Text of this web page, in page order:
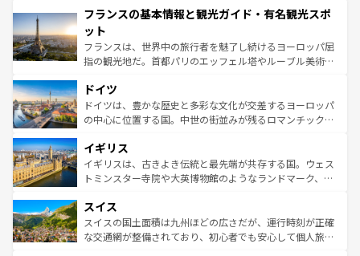
ませてくれるイタリアで、忘れられない旅をしてみよう！
なお、新着のイタリア情報は
しい。
文化が根付くこの国では、情熱的なフラメンコ、熱気あふ
れる闘牛、そして美味しいタパスが生活の一部となってい
る。首都マドリードの洗練された雰囲気や、バルセロナの
アートに溢れた街角から、地方では古代ローマ遺跡や中世
せる。地方によって風土や気候が異なるスペインはその個
性で訪れる人を魅了する。 なお、新着のスペイン情報は コ
ンテンツ一覧を参照してほしい。
フランスの基本情報と観光ガイド・有名観光スポ
ット
フランスは、世界中の旅行者を魅了し続けるヨーロッパ屈
指の観光地だ。首都パリのエッフェル塔やルーブル美術館
で、幅広い魅力が詰まっている。華麗な宮殿、歴史的な大
聖堂、美しいビーチ、そして豊かな自然が、訪れる者を心
から魅了する。また、フランスは美食の国としても知ら
いる。シャンパンの発祥地であるランス、プロヴァンスの
香り高いラベンダー畑など、多彩な楽しみ方が可能だ。さ
らに、パリ以外の地域にも魅力が溢れており、どの街角に
れる地方に足を運ぶとそれぞれで全く異なる文化を体験で
きるだろう。 なお、新着のフランス情報はコンテンツ一覧
を参照してほしい。
ドイツ
ドイツは、豊かな歴史と多彩な文化が交差するヨーロッパ
の中心に位置する国。中世の街並みが残るロマンチック街
顔を持つこの国は、どこを歩いても飽きることがない。ベ
ルリンの文化的活気、バイエルン州のアルプスの絶景、そ
してライン川沿いのワイン畑といった風景は必見。ビール
は、お酒好きな人にはぜひ体験してほしい。 なお、新着の
ドイツ情報はコンテンツ一覧を参照してほしい。
イギリス
イギリスは、古きよき伝統と最先端が共存する国。ウェス
トミンスター寺院や大英博物館のようなランドマーク、歴
リアごとに異なる魅力がある。また、優雅なアフタヌーン
ティー、ビール好きにはたまらない英国パブ、サッカー観
戦など、本場だからこそできる体験も豊富。イギリスを旅
スイス
スイスの国土面積は九州ほどの広さだが、運行時刻が正確
な交通網が整備されており、初心者でも安心して個人旅行